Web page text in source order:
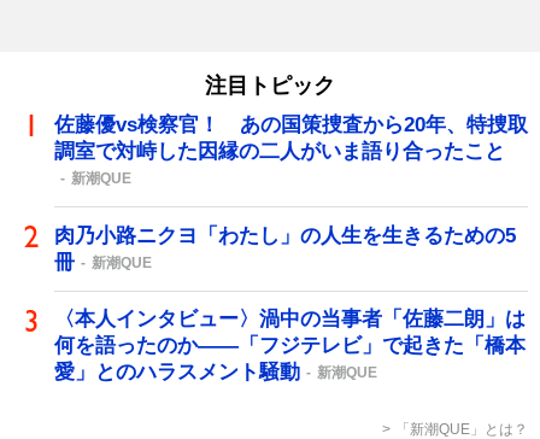
注目トピック
佐藤優vs検察官！ あの国策捜査から20年、特捜取
調室で対峙した因縁の二人がいま語り合ったこと
新潮QUE
肉乃小路ニクヨ「わたし」の人生を生きるための5
冊
新潮QUE
〈本人インタビュー〉渦中の当事者「佐藤二朗」は
何を語ったのか――「フジテレビ」で起きた「橋本
愛」とのハラスメント騒動
新潮QUE
「新潮QUE」とは？